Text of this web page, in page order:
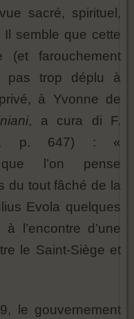
sacré, spirituel,
Il semble que cette
(et farouchement
pas trop déplu à
à Yvonne de
, a cura di F.
p. 647) : «
l’on pense
du tout fâché de la
Evola quelques
l’encontre d’une
le Saint-Siège et
le gouvernement